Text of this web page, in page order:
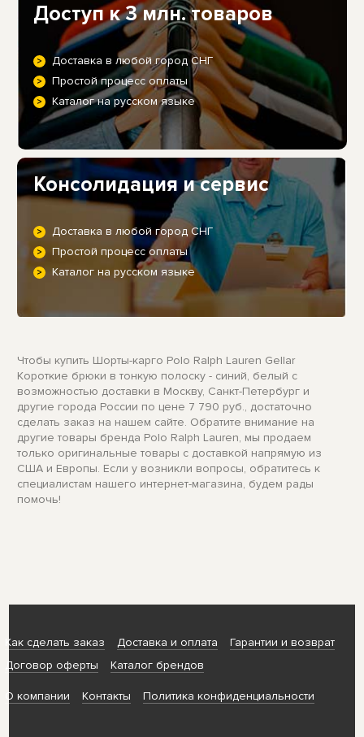
Доступ к 3 млн. товаров
Доставка в любой город СНГ
Простой процесс оплаты
Каталог на русском языке
Консолидация и сервис
Доставка в любой город СНГ
Простой процесс оплаты
Каталог на русском языке
Чтобы купить Шорты-карго Polo Ralph Lauren Gellar
Короткие брюки в тонкую полоску - синий, белый с
возможностью доставки в Москву, Санкт-Петербург и
другие города России по цене 7 790 руб., достаточно
сделать заказ на нашем сайте. Обратите внимание на
другие товары бренда Polo Ralph Lauren, мы продаем
только оригинальные товары с доставкой напрямую из
США и Европы. Если у возникли вопросы, обратитесь к
специалистам нашего интернет-магазина, будем рады
помочь!
Как сделать заказ Доставка и оплата
Гарантии и возврат
Договор оферты
Каталог брендов
О компании Контакты Политика конфиденциальности